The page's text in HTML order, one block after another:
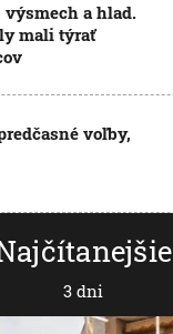
a hlad.
mali týrať
voľby,
3 dni